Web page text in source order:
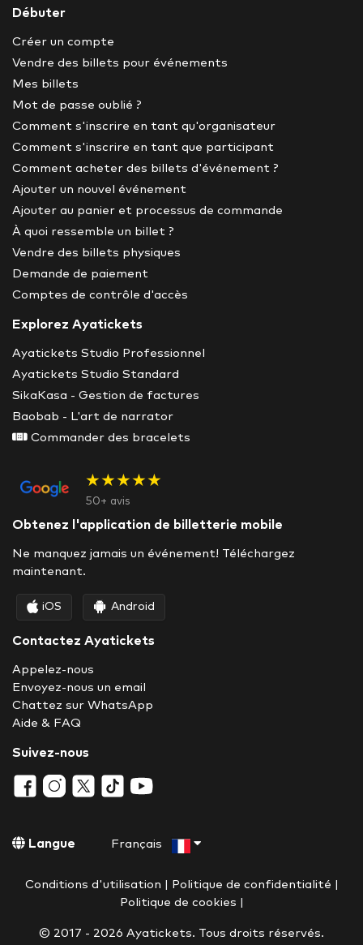
Débuter
Créer un compte
Vendre des billets pour événements
Mes billets
Mot de passe oublié ?
Comment s'inscrire en tant qu'organisateur
Comment s'inscrire en tant que participant
Comment acheter des billets d'événement ?
Ajouter un nouvel événement
Ajouter au panier et processus de commande
À quoi ressemble un billet ?
Vendre des billets physiques
Demande de paiement
Comptes de contrôle d'accès
Explorez Ayatickets
Ayatickets Studio Professionnel
Ayatickets Studio Standard
SikaKasa - Gestion de factures
Baobab - L'art de narrator
Commander des bracelets
★★★★★
50+ avis
Obtenez l'application de billetterie mobile
Ne manquez jamais un événement! Téléchargez
maintenant.
iOS Android
Contactez Ayatickets
Appelez-nous
Envoyez-nous un email
Chattez sur WhatsApp
Aide & FAQ
Suivez-nous
Langue Français
Conditions d'utilisation | Politique de confidentialité |
Politique de cookies |
© 2017 - 2026 Ayatickets. Tous droits réservés.